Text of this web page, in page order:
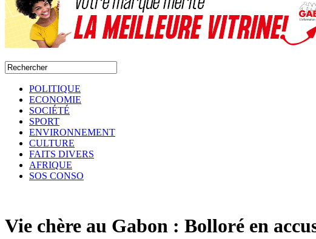
POLITIQUE
ECONOMIE
SOCIÉTÉ
SPORT
ENVIRONNEMENT
CULTURE
FAITS DIVERS
AFRIQUE
SOS CONSO
Vie chère au Gabon : Bolloré en